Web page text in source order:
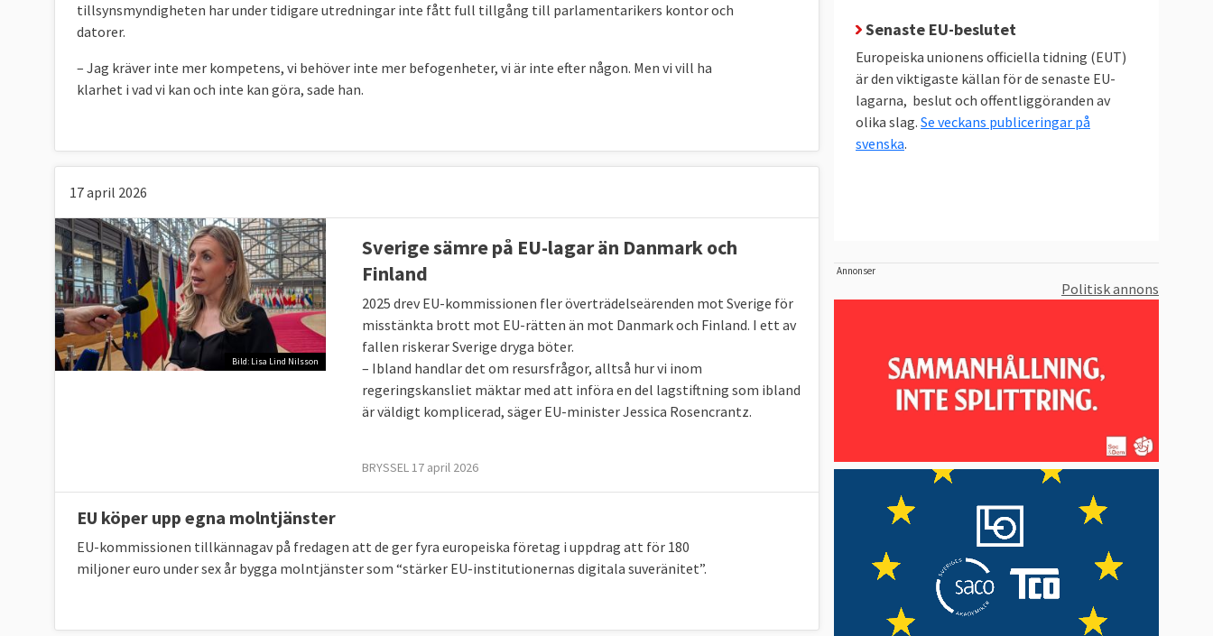
tillsynsmyndigheten har under tidigare utredningar inte fått full tillgång till parlamentarikers kontor och
datorer.
– Jag kräver inte mer kompetens, vi behöver inte mer befogenheter, vi är inte efter någon. Men vi vill ha
klarhet i vad vi kan och inte kan göra, sade han.
17 april 2026
Bild: Lisa Lind Nilsson
Sverige sämre på EU-lagar än Danmark och
Finland
2025 drev EU-kommissionen fler överträdelseärenden mot Sverige för
misstänkta brott mot EU-rätten än mot Danmark och Finland. I ett av
fallen riskerar Sverige dryga böter.
– Ibland handlar det om resursfrågor, alltså hur vi inom
regeringskansliet mäktar med att införa en del lagstiftning som ibland
är väldigt komplicerad, säger EU-minister Jessica Rosencrantz.
BRYSSEL 17 april 2026
EU köper upp egna molntjänster
EU-kommissionen tillkännagav på fredagen att de ger fyra europeiska företag i uppdrag att för 180
miljoner euro under sex år bygga molntjänster som “stärker EU-institutionernas digitala suveränitet”.
Senaste EU-beslutet
Europeiska unionens officiella tidning (EUT)
är den viktigaste källan för de senaste EU-
lagarna, beslut och offentliggöranden av
olika slag. Se veckans publiceringar på
svenska.
Annonser
Politisk annons